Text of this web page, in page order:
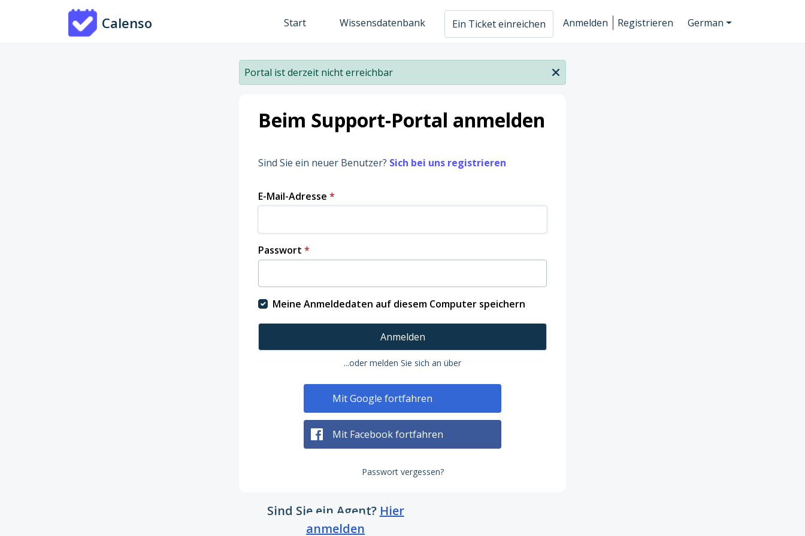
Calenso Start Wissensdatenbank Ein Ticket einreichen Anmelden Registrieren German
Portal ist derzeit nicht erreichbar
Beim Support-Portal anmelden
Sind Sie ein neuer Benutzer? Sich bei uns registrieren
E-Mail-Adresse *
Passwort *
Meine Anmeldedaten auf diesem Computer speichern
Anmelden
...oder melden Sie sich an über
Mit Google fortfahren
Mit Facebook fortfahren
Passwort vergessen?
Sind Sie ein Agent? Hier
anmelden